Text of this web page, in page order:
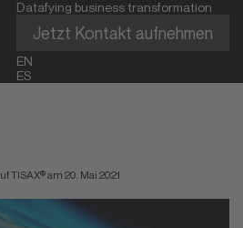
Datafying business transformation
Jetzt Kontakt aufnehmen
EN
ES
TISAX® am 20. Mai 2021